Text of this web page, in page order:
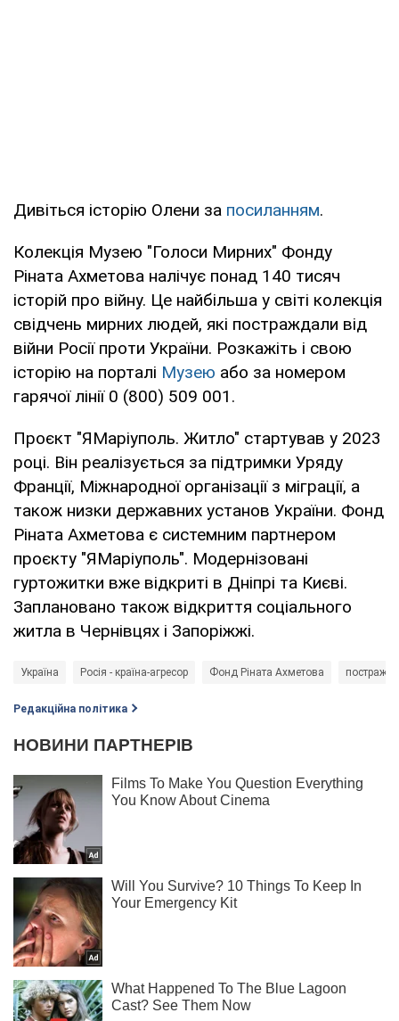
Дивіться історію Олени за посиланням.
Колекція Музею "Голоси Мирних" Фонду
Ріната Ахметова налічує понад 140 тисяч
історій про війну. Це найбільша у світі колекція
свідчень мирних людей, які постраждали від
війни Росії проти України. Розкажіть і свою
історію на порталі Музею або за номером
гарячої лінії 0 (800) 509 001.
Проєкт "ЯМаріуполь. Житло" стартував у 2023
році. Він реалізується за підтримки Уряду
Франції, Міжнародної організації з міграції, а
також низки державних установ України. Фонд
Ріната Ахметова є системним партнером
проєкту "ЯМаріуполь". Модернізовані
гуртожитки вже відкриті в Дніпрі та Києві.
Заплановано також відкриття соціального
житла в Чернівцях і Запоріжжі.
Україна Росія - країна-агресор Фонд Ріната Ахметова
Редакційна політика